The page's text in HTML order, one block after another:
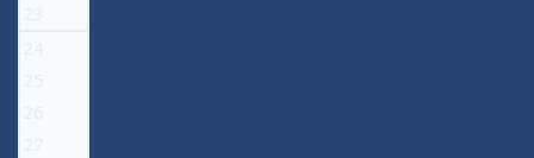
23
24
25
26
27